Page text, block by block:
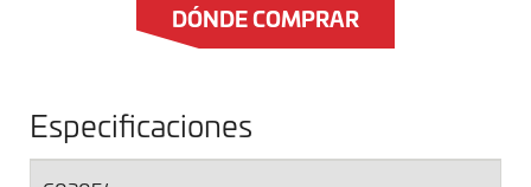
DÓNDE COMPRAR
Especificaciones